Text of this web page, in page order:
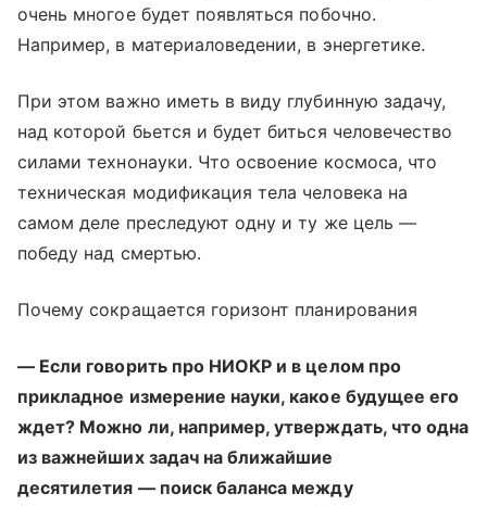
очень многое будет появляться побочно.
Например, в материаловедении, в энергетике.
При этом важно иметь в виду глубинную задачу,
над которой бьется и будет биться человечество
силами технонауки. Что освоение космоса, что
техническая модификация тела человека на
самом деле преследуют одну и ту же цель —
победу над смертью.
Почему сокращается горизонт планирования
— Если говорить про НИОКР и в целом про
прикладное измерение науки, какое будущее его
ждет? Можно ли, например, утверждать, что одна
из важнейших задач на ближайшие
десятилетия — поиск баланса между